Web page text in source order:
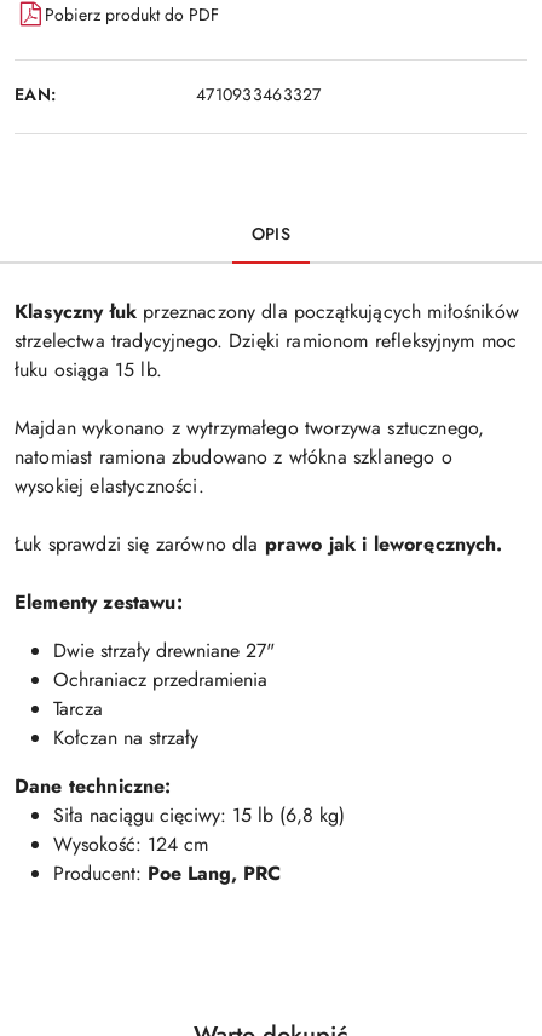
Pobierz produkt do PDF
EAN: 4710933463327
OPIS
Klasyczny łuk przeznaczony dla początkujących miłośników
strzelectwa tradycyjnego. Dzięki ramionom refleksyjnym moc
łuku osiąga 15 lb.
Majdan wykonano z wytrzymałego tworzywa sztucznego,
natomiast ramiona zbudowano z włókna szklanego o
wysokiej elastyczności.
Łuk sprawdzi się zarówno dla prawo jak i leworęcznych.
Elementy zestawu:
Dwie strzały drewniane 27"
Ochraniacz przedramienia
Tarcza
Kołczan na strzały
Dane techniczne:
Siła naciągu cięciwy: 15 lb (6,8 kg)
Wysokość: 124 cm
Producent: Poe Lang, PRC